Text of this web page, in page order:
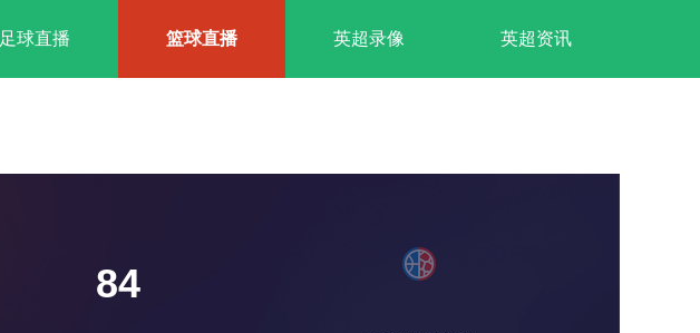
足球直播 篮球直播 英超录像 英超资讯
84